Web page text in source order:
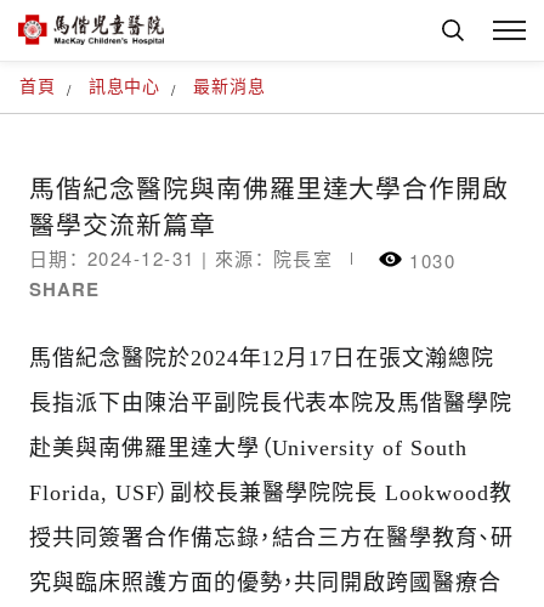
首頁 訊息中心 最新消息
馬偕紀念醫院與南佛羅里達大學合作開啟
醫學交流新篇章
日期： 2024-12-31 | 來源： 院長室 1030
SHARE
馬偕紀念醫院於2024年12月17日在張文瀚總院
長指派下由陳治平副院長代表本院及馬偕醫學院
赴美與南佛羅里達大學（University of South
Florida, USF）副校長兼醫學院院長 Lookwood教
授共同簽署合作備忘錄，結合三方在醫學教育、研
究與臨床照護方面的優勢，共同開啟跨國醫療合